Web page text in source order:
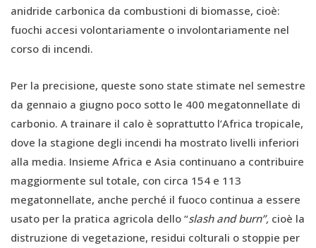
anidride carbonica da combustioni di biomasse, cioè:
fuochi accesi volontariamente o involontariamente nel
corso di incendi.
Per la precisione, queste sono state stimate nel semestre
da gennaio a giugno poco sotto le 400 megatonnellate di
carbonio. A trainare il calo è soprattutto l’Africa tropicale,
dove la stagione degli incendi ha mostrato livelli inferiori
alla media. Insieme Africa e Asia continuano a contribuire
maggiormente sul totale, con circa 154 e 113
megatonnellate, anche perché il fuoco continua a essere
usato per la pratica agricola dello “slash and burn”, cioè la
distruzione di vegetazione, residui colturali o stoppie per